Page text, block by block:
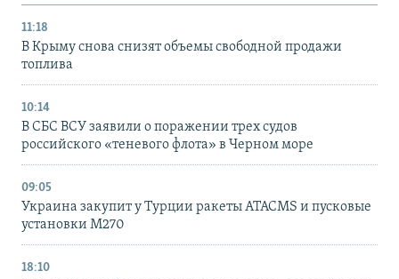
11:18
В Крыму снова снизят объемы свободной продажи
топлива
10:14
В СБС ВСУ заявили о поражении трех судов
российского «теневого флота» в Черном море
09:05
Украина закупит у Турции ракеты ATACMS и пусковые
установки M270
18:10